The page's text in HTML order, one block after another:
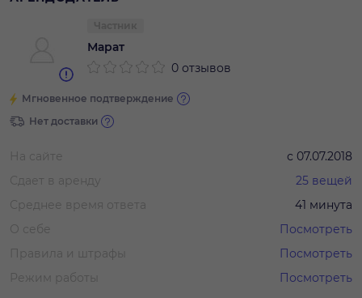
Марат
0 отзывов
Мгновенное подтверждение
Нет доставки
На сайте с 07.07.2018
Сдает в аренду
25 вещей
Среднее время ответа
41 минута
О себе
Посмотреть
Правила и штрафы
Посмотреть
Режим работы
Посмотреть